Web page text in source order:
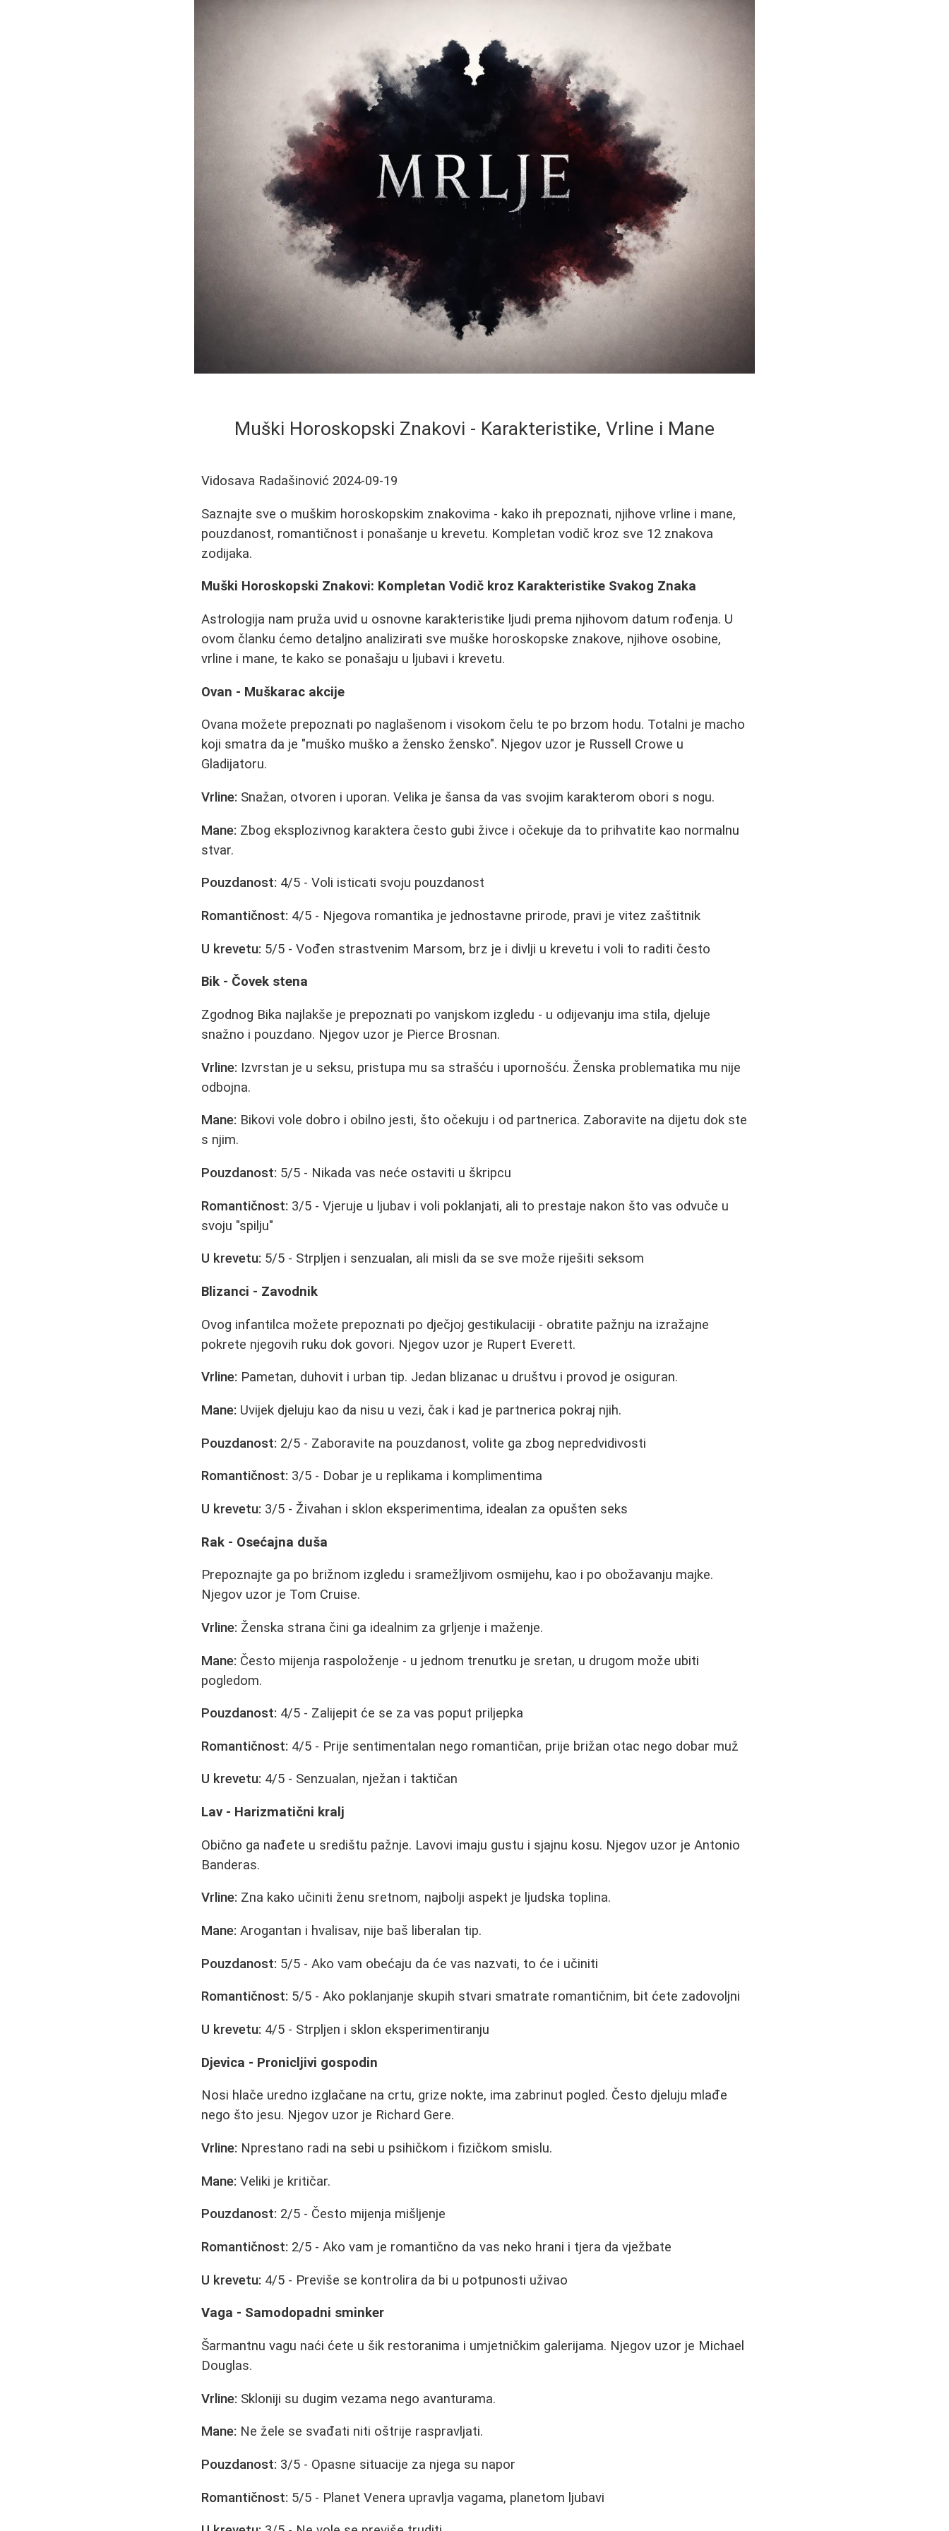
Muški Horoskopski Znakovi - Karakteristike, Vrline i Mane
Vidosava Radašinović 2024-09-19
Saznajte sve o muškim horoskopskim znakovima - kako ih prepoznati, njihove vrline i mane,
pouzdanost, romantičnost i ponašanje u krevetu. Kompletan vodič kroz sve 12 znakova
zodijaka.
Muški Horoskopski Znakovi: Kompletan Vodič kroz Karakteristike Svakog Znaka
Astrologija nam pruža uvid u osnovne karakteristike ljudi prema njihovom datum rođenja. U
ovom članku ćemo detaljno analizirati sve muške horoskopske znakove, njihove osobine,
vrline i mane, te kako se ponašaju u ljubavi i krevetu.
Ovan - Muškarac akcije
Ovana možete prepoznati po naglašenom i visokom čelu te po brzom hodu. Totalni je macho
koji smatra da je "muško muško a žensko žensko". Njegov uzor je Russell Crowe u
Gladijatoru.
Vrline: Snažan, otvoren i uporan. Velika je šansa da vas svojim karakterom obori s nogu.
Mane: Zbog eksplozivnog karaktera često gubi živce i očekuje da to prihvatite kao normalnu
stvar.
Pouzdanost: 4/5 - Voli isticati svoju pouzdanost
Romantičnost: 4/5 - Njegova romantika je jednostavne prirode, pravi je vitez zaštitnik
U krevetu: 5/5 - Vođen strastvenim Marsom, brz je i divlji u krevetu i voli to raditi često
Bik - Čovek stena
Zgodnog Bika najlakše je prepoznati po vanjskom izgledu - u odijevanju ima stila, djeluje
snažno i pouzdano. Njegov uzor je Pierce Brosnan.
Vrline: Izvrstan je u seksu, pristupa mu sa strašću i upornošću. Ženska problematika mu nije
odbojna.
Mane: Bikovi vole dobro i obilno jesti, što očekuju i od partnerica. Zaboravite na dijetu dok ste
s njim.
Pouzdanost: 5/5 - Nikada vas neće ostaviti u škripcu
Romantičnost: 3/5 - Vjeruje u ljubav i voli poklanjati, ali to prestaje nakon što vas odvuče u
svoju "spilju"
U krevetu: 5/5 - Strpljen i senzualan, ali misli da se sve može riješiti seksom
Blizanci - Zavodnik
Ovog infantilca možete prepoznati po dječjoj gestikulaciji - obratite pažnju na izražajne
pokrete njegovih ruku dok govori. Njegov uzor je Rupert Everett.
Vrline: Pametan, duhovit i urban tip. Jedan blizanac u društvu i provod je osiguran.
Mane: Uvijek djeluju kao da nisu u vezi, čak i kad je partnerica pokraj njih.
Pouzdanost: 2/5 - Zaboravite na pouzdanost, volite ga zbog nepredvidivosti
Romantičnost: 3/5 - Dobar je u replikama i komplimentima
U krevetu: 3/5 - Živahan i sklon eksperimentima, idealan za opušten seks
Rak - Osećajna duša
Prepoznajte ga po brižnom izgledu i sramežljivom osmijehu, kao i po obožavanju majke.
Njegov uzor je Tom Cruise.
Vrline: Ženska strana čini ga idealnim za grljenje i maženje.
Mane: Često mijenja raspoloženje - u jednom trenutku je sretan, u drugom može ubiti
pogledom.
Pouzdanost: 4/5 - Zalijepit će se za vas poput priljepka
Romantičnost: 4/5 - Prije sentimentalan nego romantičan, prije brižan otac nego dobar muž
U krevetu: 4/5 - Senzualan, nježan i taktičan
Lav - Harizmatični kralj
Obično ga nađete u središtu pažnje. Lavovi imaju gustu i sjajnu kosu. Njegov uzor je Antonio
Banderas.
Vrline: Zna kako učiniti ženu sretnom, najbolji aspekt je ljudska toplina.
Mane: Arogantan i hvalisav, nije baš liberalan tip.
Pouzdanost: 5/5 - Ako vam obećaju da će vas nazvati, to će i učiniti
Romantičnost: 5/5 - Ako poklanjanje skupih stvari smatrate romantičnim, bit ćete zadovoljni
U krevetu: 4/5 - Strpljen i sklon eksperimentiranju
Djevica - Pronicljivi gospodin
Nosi hlače uredno izglačane na crtu, grize nokte, ima zabrinut pogled. Često djeluju mlađe
nego što jesu. Njegov uzor je Richard Gere.
Vrline: Nprestano radi na sebi u psihičkom i fizičkom smislu.
Mane: Veliki je kritičar.
Pouzdanost: 2/5 - Često mijenja mišljenje
Romantičnost: 2/5 - Ako vam je romantično da vas neko hrani i tjera da vježbate
U krevetu: 4/5 - Previše se kontrolira da bi u potpunosti uživao
Vaga - Samodopadni sminker
Šarmantnu vagu naći ćete u šik restoranima i umjetničkim galerijama. Njegov uzor je Michael
Douglas.
Vrline: Skloniji su dugim vezama nego avanturama.
Mane: Ne žele se svađati niti oštrije raspravljati.
Pouzdanost: 3/5 - Opasne situacije za njega su napor
Romantičnost: 5/5 - Planet Venera upravlja vagama, planetom ljubavi